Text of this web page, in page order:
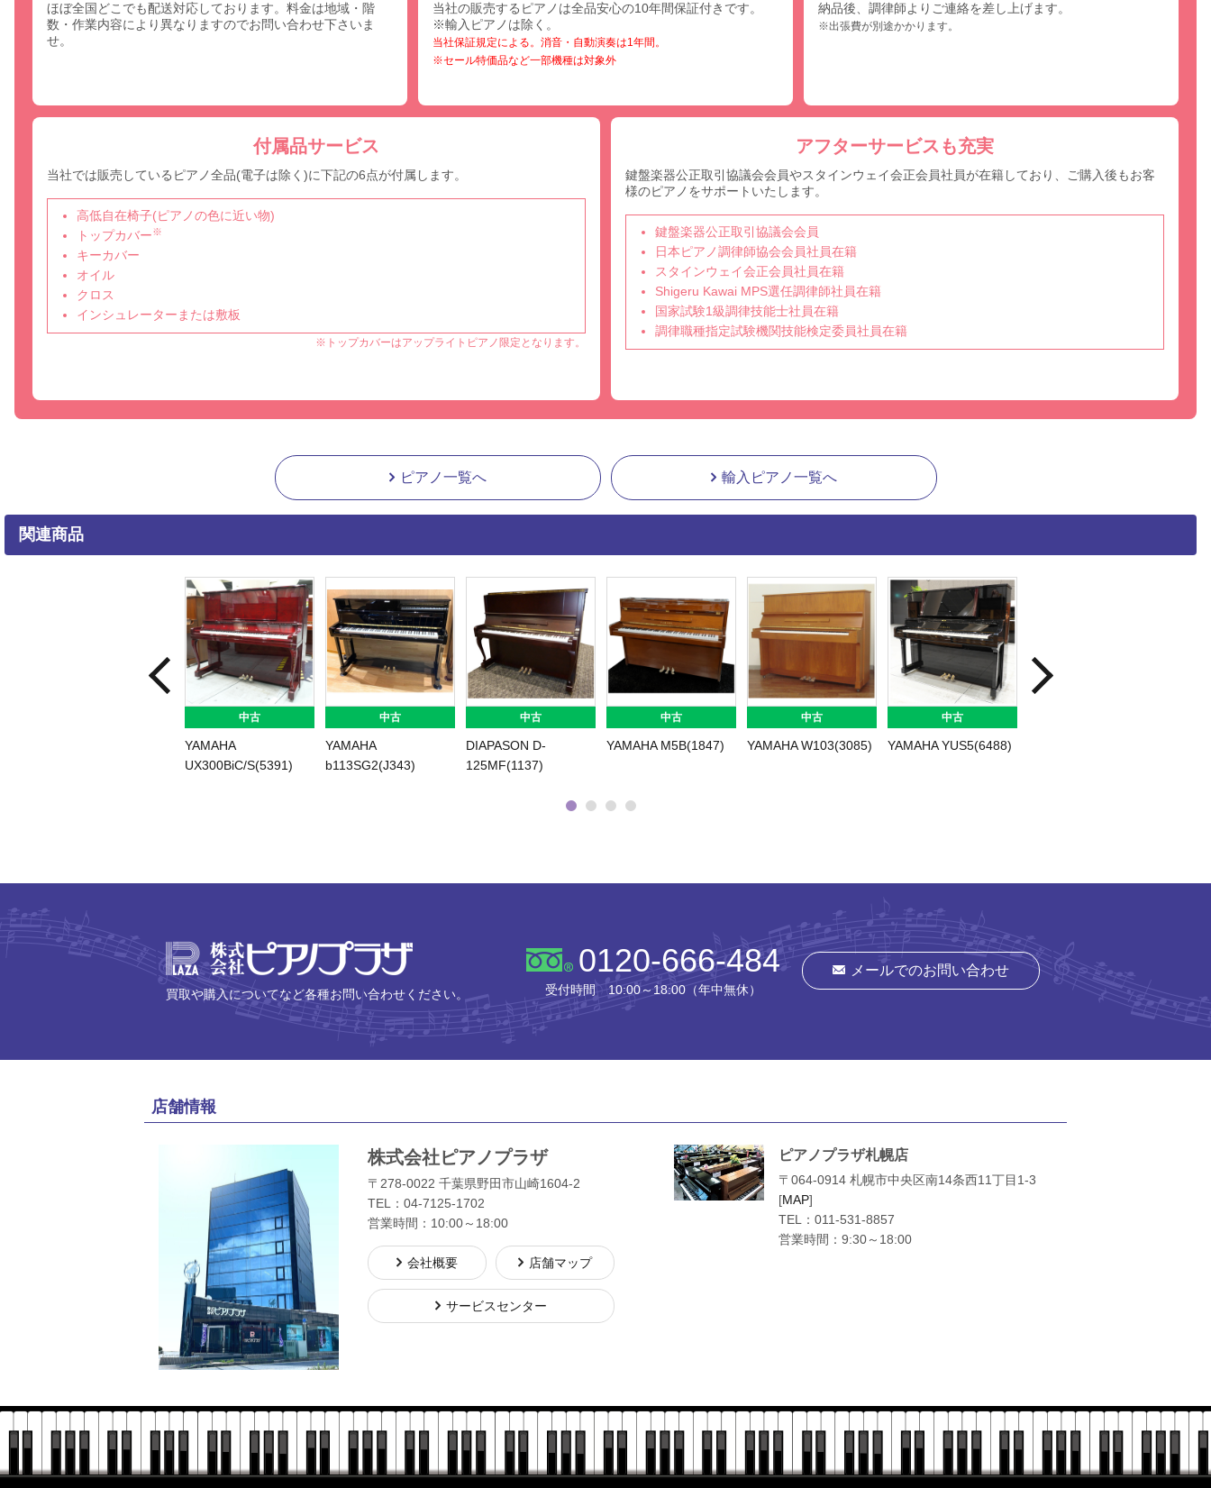
ほぼ全国どこでも配送対応しております。料金は地域・階
数・作業内容により異なりますのでお問い合わせ下さいま
せ。
当社の販売するピアノは全品安心の10年間保証付きです。
※輸入ピアノは除く。
当社保証規定による。消音・自動演奏は1年間。
※セール特価品など一部機種は対象外
納品後、調律師よりご連絡を差し上げます。
※出張費が別途かかります。
付属品サービス
当社では販売しているピアノ全品(電子は除く)に下記の6点が付属します。
高低自在椅子(ピアノの色に近い物)
トップカバー※
キーカバー
オイル
クロス
インシュレーターまたは敷板
※トップカバーはアップライトピアノ限定となります。
アフターサービスも充実
鍵盤楽器公正取引協議会会員やスタインウェイ会正会員社員が在籍しており、ご購入後もお客
様のピアノをサポートいたします。
鍵盤楽器公正取引協議会会員
日本ピアノ調律師協会会員社員在籍
スタインウェイ会正会員社員在籍
Shigeru Kawai MPS選任調律師社員在籍
国家試験1級調律技能士社員在籍
調律職種指定試験機関技能検定委員社員在籍
ピアノ一覧へ 輸入ピアノ一覧へ
関連商品
中古
YAMAHA
UX300BiC/S(5391)
中古
YAMAHA
b113SG2(J343)
中古
DIAPASON D-
125MF(1137)
中古
YAMAHA M5B(1847)
中古
YAMAHA W103(3085)
中古
YAMAHA YUS5(6488)
株式会社ピアノプラザ
買取や購入についてなど各種お問い合わせください。
0120-666-484
受付時間 10:00～18:00（年中無休）
メールでのお問い合わせ
店舗情報
株式会社ピアノプラザ
〒278-0022 千葉県野田市山崎1604-2
TEL： 04-7125-1702
営業時間：10:00～18:00
会社概要 店舗マップ
サービスセンター
ピアノプラザ札幌店
〒064-0914 札幌市中央区南14条西11丁目1-3
[MAP]
TEL： 011-531-8857
営業時間：9:30～18:00